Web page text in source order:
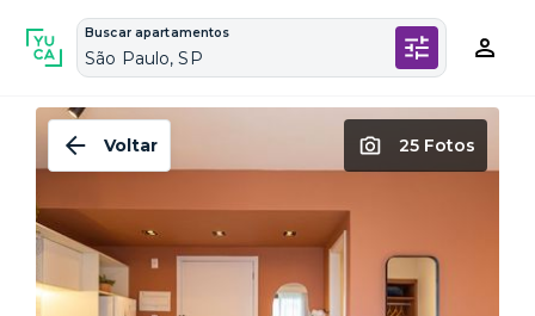
Buscar apartamentos
São Paulo, SP
Voltar 25 Fotos